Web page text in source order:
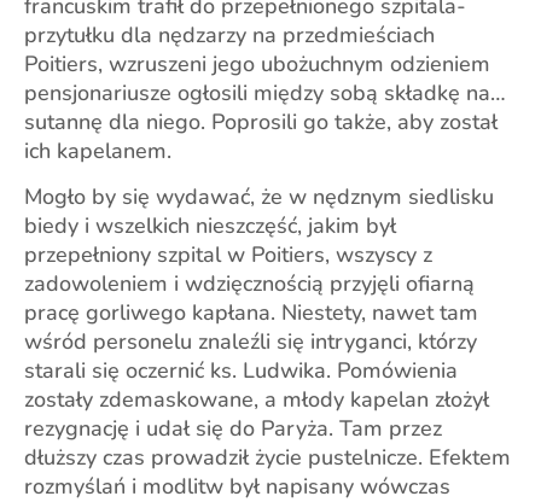
francuskim trafił do przepełnionego szpitala-
przytułku dla nędzarzy na przedmieściach
Poitiers, wzruszeni jego ubożuchnym odzieniem
pensjonariusze ogłosili między sobą składkę na…
sutannę dla niego. Poprosili go także, aby został
ich kapelanem.
Mogło by się wydawać, że w nędznym siedlisku
biedy i wszelkich nieszczęść, jakim był
przepełniony szpital w Poitiers, wszyscy z
zadowoleniem i wdzięcznością przyjęli ofiarną
pracę gorliwego kapłana. Niestety, nawet tam
wśród personelu znaleźli się intryganci, którzy
starali się oczernić ks. Ludwika. Pomówienia
zostały zdemaskowane, a młody kapelan złożył
rezygnację i udał się do Paryża. Tam przez
dłuższy czas prowadził życie pustelnicze. Efektem
rozmyślań i modlitw był napisany wówczas